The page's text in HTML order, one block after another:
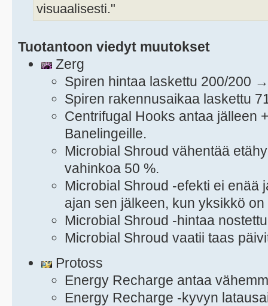
visuaalisesti."
Tuotantoon viedyt muutokset
Zerg
Spiren hintaa laskettu 200/200
Spiren rakennusaikaa laskettu
Centrifugal Hooks antaa jälleen
Banelingeille.
Microbial Shroud vähentää
vahinkoa 50 %.
Microbial Shroud -efekti ei enää
ajan sen jälkeen, kun yksikkö
Microbial Shroud -hintaa
Microbial Shroud vaatii taas
Protoss
Energy Recharge antaa
Energy Recharge -kyvyn